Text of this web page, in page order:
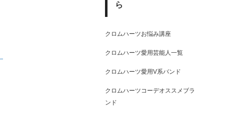
ら
クロムハーツお悩み講座
クロムハーツ愛用芸能人一覧
クロムハーツ愛用V系バンド
クロムハーツコーデオススメブラ
ンド